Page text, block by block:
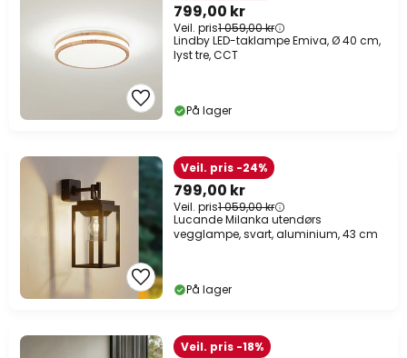
799,00 kr
Veil. pris1 059,00 kr
Lindby LED-taklampe Emiva, Ø 40 cm,
lyst tre, CCT
På lager
799,00 kr
Veil. pris1 059,00 kr
Veil. pris -24%
Lucande Milanka utendørs
vegglampe, svart, aluminium, 43 cm
På lager
Veil. pris -18%